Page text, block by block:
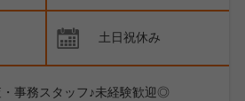
土日祝休み
事務スタッフ♪未経験歓迎◎